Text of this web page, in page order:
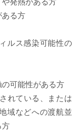
発熱がある方
ある方
ルス感染可能性の
可能性がある方
れている、または
域などへの渡航並
方